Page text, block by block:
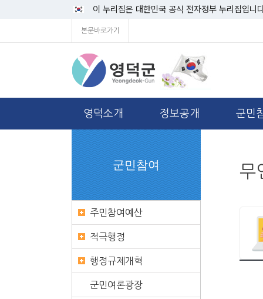
이 누리집은 대한민국 공식 전자정부 누리집입니
본문바로가기
영덕소개 정보공개 군민
무
군민참여
주민참여예산
적극행정
행정규제개혁
군민여론광장